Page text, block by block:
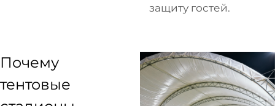
защиту гостей.
Почему
тентовые